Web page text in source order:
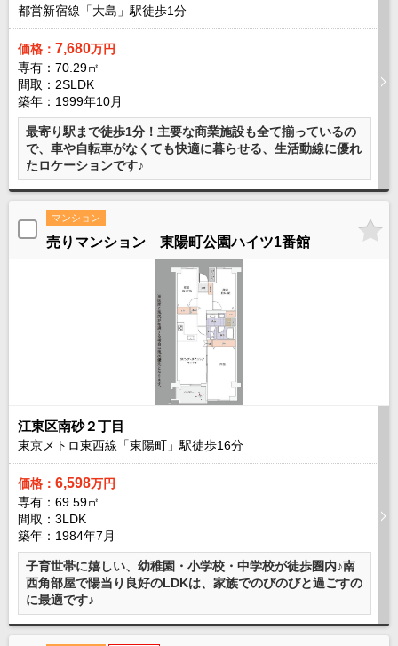
都営新宿線「大島」駅徒歩1分
価格： 7,680万円
専有：70.29㎡
間取：2SLDK
築年：1999年10月
最寄り駅まで徒歩1分！主要な商業施設も全て揃っているの
で、車や自転車がなくても快適に暮らせる、生活動線に優れ
たロケーションです♪
マンション
売りマンション 東陽町公園ハイツ1番館
江東区南砂２丁目
東京メトロ東西線「東陽町」駅徒歩16分
価格： 6,598万円
専有：69.59㎡
間取：3LDK
築年：1984年7月
子育世帯に嬉しい、幼稚園・小学校・中学校が徒歩圏内♪南
西角部屋で陽当り良好のLDKは、家族でのびのびと過ごすの
に最適です♪